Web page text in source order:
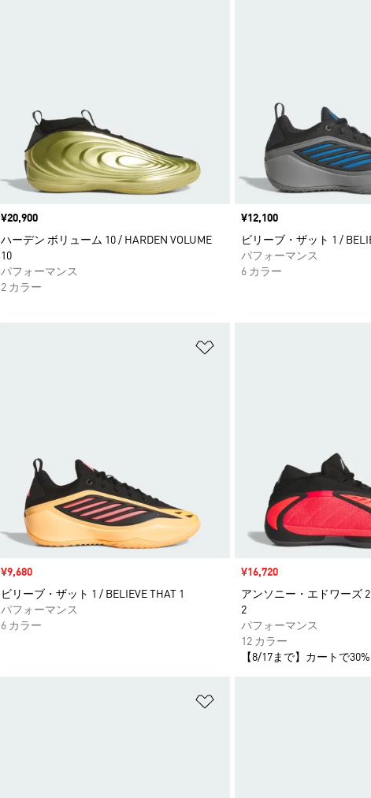
価格
¥20,900
ハーデン ボリューム 10 / HARDEN VOLUME
10
パフォーマンス
2 カラー
価格
¥12,100
ビリーブ・ザット 1 /
パフォーマンス
6 カラー
セール価格
¥9,680
ビリーブ・ザット 1 / BELIEVE THAT 1
パフォーマンス
6 カラー
セール価格
¥16,720
アンソニー・エドワーズ
2
パフォーマンス
12 カラー
【8/17まで】カートで